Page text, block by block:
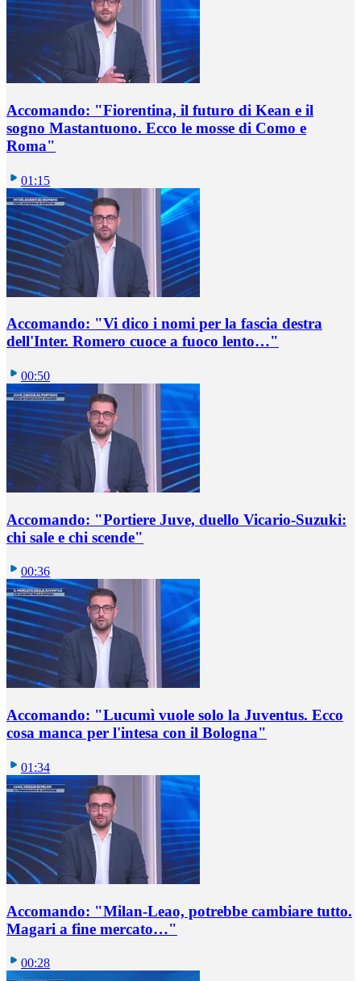
Accomando: "Fiorentina, il futuro di Kean e il
sogno Mastantuono. Ecco le mosse di Como e
Roma"
01:15
Accomando: "Vi dico i nomi per la fascia destra
dell'Inter. Romero cuoce a fuoco lento…"
00:50
Accomando: "Portiere Juve, duello Vicario-Suzuki:
chi sale e chi scende"
00:36
Accomando: "Lucumì vuole solo la Juventus. Ecco
cosa manca per l'intesa con il Bologna"
01:34
Accomando: "Milan-Leao, potrebbe cambiare tutto.
Magari a fine mercato…"
00:28